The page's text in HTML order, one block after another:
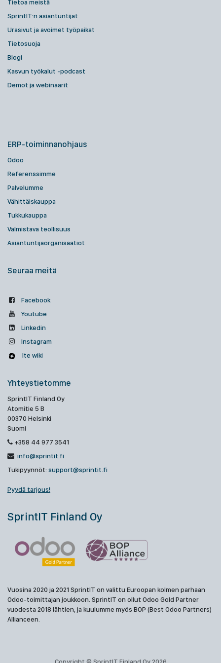
Tietoa meistä
SprintIT:n asiantuntijat
Urasivut ja avoimet työpaikat
Tietosuoja
Blogi
Kasvun työkalut -podcast
Demot ja webinaarit
ERP-toiminnanohjaus
Odoo
Referenssimme
Palvelumme
Vähittäiskauppa
Tukkukauppa
Valmistava teollisuus
Asiantuntijaorganisaatiot
Seuraa meitä
Facebook
Youtube
Linkedin
Instagram
Ite wiki
Yhteystietomme
SprintIT Finland Oy
Atomitie 5 B
00370 Helsinki
Suomi
+358 44 977 3541
info@sprintit.fi
Tukipyynnöt: support@sprintit.fi
Pyydä tarjous!
SprintIT Finland Oy
Vuosina 2020 ja 2021 SprintIT on valittu Euroopan kolmen parhaan
Odoo-toimittajan joukkoon. SprintIT on ollut Odoo Gold Partner
vuodesta 2018 lähtien, ja kuulumme myös BOP (Best Odoo Partners)
Allianceen.
Copyright © SprintIT Finland Oy 2026